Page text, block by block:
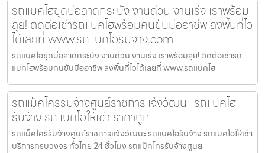
รถแบคโฮขุดบ่อลาดกระบัง งานด่วน งานเร่ง เราพร้อม
ลุย! ติดต่อเช่ารถแบคโฮพร้อมคนขับมืออาชีพ ลงพื้นที่ไว
ได้เลยที่ www.รถแบคโฮรับจ้าง.com
รถแบคโฮขุดบ่อลาดกระบัง งานด่วน งานเร่ง เราพร้อมลุย! ติดต่อเช่ารถ
แบคโฮพร้อมคนขับมืออาชีพ ลงพื้นที่ไวได้เลยที่ www.รถแบคโฮ
รถแม็คโครรับจ้างศูนย์ราชการแจ้งวัฒนะ รถแบคโฮ
รับจ้าง รถแบคโฮให้เช่า ราคาถูก
รถแม็คโครรับจ้างศูนย์ราชการแจ้งวัฒนะ รถแบคโฮรับจ้าง รถแบคโฮให้เช่า
บริการครบวงจร ทั่วไทย 24 ชั่วโมง รถแม็คโครรับจ้างศูนย